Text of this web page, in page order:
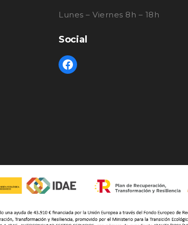
Lunes – Viernes 8h – 18h
Social